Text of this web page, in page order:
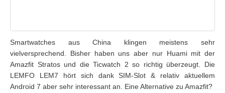
Smartwatches aus China klingen meistens sehr
vielversprechend. Bisher haben uns aber nur Huami mit der
Amazfit Stratos und die Ticwatch 2 so richtig überzeugt. Die
LEMFO LEM7 hört sich dank SIM-Slot & relativ aktuellem
Android 7 aber sehr interessant an. Eine Alternative zu Amazfit?